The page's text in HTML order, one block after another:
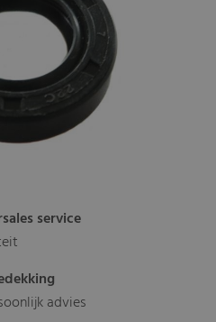
service
advies